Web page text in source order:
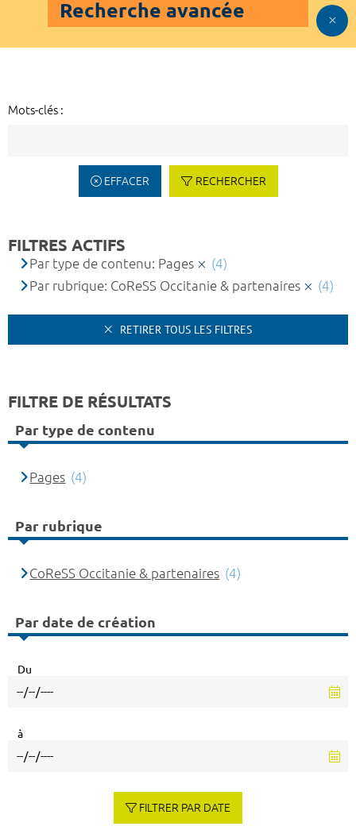
Recherche avancée
Mots-clés :
EFFACER RECHERCHER
FILTRES ACTIFS
Par type de contenu: Pages
(4)
Par rubrique: CoReSS Occitanie & partenaires
(4)
RETIRER TOUS LES FILTRES
FILTRE DE RÉSULTATS
Par type de contenu
Pages (4)
Par rubrique
CoReSS Occitanie & partenaires (4)
Par date de création
Du
à
FILTRER PAR DATE